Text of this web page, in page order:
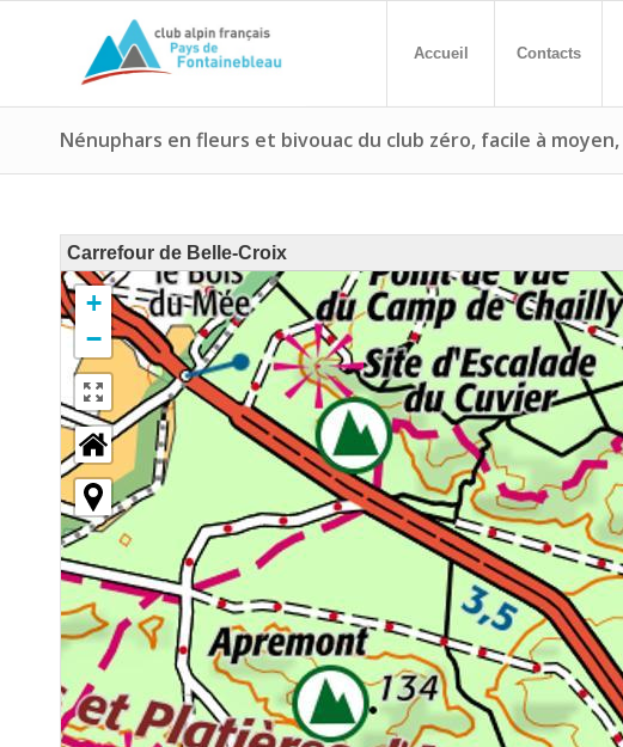
Accueil Contacts
Nénuphars en fleurs et bivouac du club zéro, facile à
Carrefour de Belle-Croix
+
−